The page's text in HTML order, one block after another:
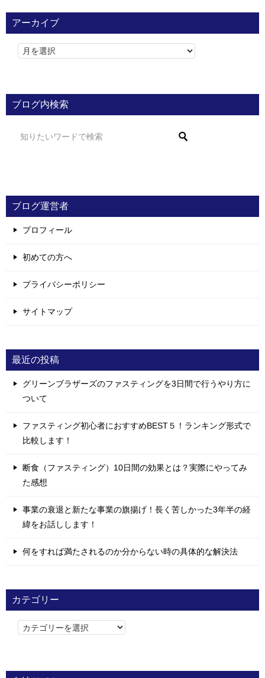
アーカイブ
ブログ内検索
ブログ運営者
プロフィール
初めての方へ
プライバシーポリシー
サイトマップ
最近の投稿
グリーンブラザーズのファスティングを3日間で行うやり方に
ついて
ファスティング初心者におすすめBEST５！ランキング形式で
比較します！
断食（ファスティング）10日間の効果とは？実際にやってみ
た感想
事業の衰退と新たな事業の旗揚げ！長く苦しかった3年半の経
緯をお話しします！
何をすれば満たされるのか分からない時の具体的な解決法
カテゴリー
カ
リ